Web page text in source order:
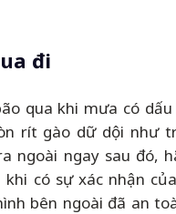
đi
qua khi mưa có
rít gào dữ dội như
ngoài ngay sau đó,
có sự xác nhận
bên ngoài đã an